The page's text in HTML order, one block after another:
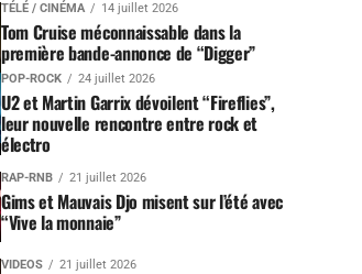
TÉLÉ / CINÉMA 14 juillet 2026
Tom Cruise méconnaissable dans la
première bande-annonce de “Digger”
POP-ROCK 24 juillet 2026
U2 et Martin Garrix dévoilent “Fireflies”,
leur nouvelle rencontre entre rock et
électro
RAP-RNB 21 juillet 2026
Gims et Mauvais Djo misent sur l’été avec
“Vive la monnaie”
VIDEOS 21 juillet 2026